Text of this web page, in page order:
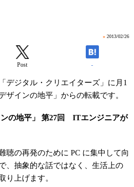
» 2013/02/26
Post -
デジタル・クリエイターズ」に月1
ザインの地平」からの転載です。
の地平」 第27回 ITエンジニアが
聴の再発のために PC に集中して向
、抽象的な話ではなく、生活上の
り上げます。